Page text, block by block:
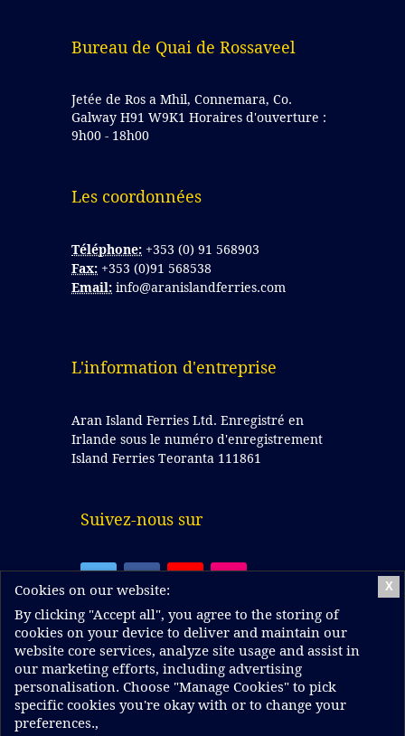
Bureau de Quai de Rossaveel
Jetée de Ros a Mhil, Connemara, Co.
Galway H91 W9K1 Horaires d'ouverture :
9h00 - 18h00
Les coordonnées
Téléphone: +353 (0) 91 568903
Fax: +353 (0)91 568538
Email: info@aranislandferries.com
L'information d'entreprise
Aran Island Ferries Ltd. Enregistré en
Irlande sous le numéro d'enregistrement
Island Ferries Teoranta 111861
Suivez-nous sur
Ferries des îles d'Aran. Enregistré en Irlande sous
le nom d'Island Ferries Teoranta.
Numéro d'enregistrement 111861. Adresse
enregistrée : 37-39 Forster St, Galway, Irlande
X
Cookies on our website:
By clicking "Accept all", you agree to the storing of
cookies on your device to deliver and maintain our
website core services, analyze site usage and assist in
our marketing efforts, including advertising
personalisation. Choose "Manage Cookies" to pick
specific cookies you're okay with or to change your
preferences.,